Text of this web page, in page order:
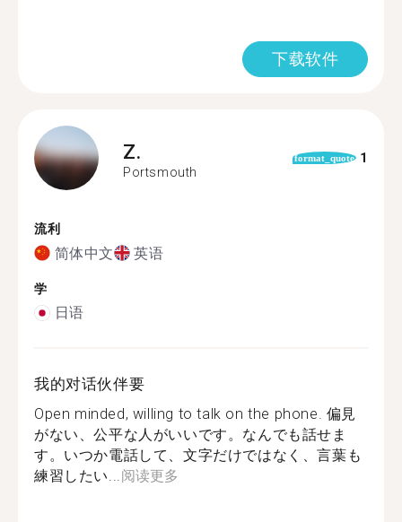
下载软件
Z.
Portsmouth
format_quote 1
流利
简体中文 英语
学
日语
我的对话伙伴要
Open minded, willing to talk on the phone. 偏見
がない、公平な人がいいです。なんでも話せま
す。いつか電話して、文字だけではなく、言葉も
練習したい...阅读更多